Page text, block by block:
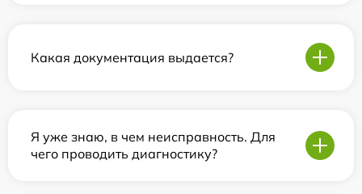
Какая документация выдается?
Я уже знаю, в чем неисправность. Для
чего проводить диагностику?